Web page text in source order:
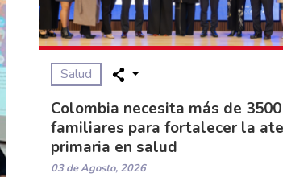
Salud
Colombia necesita más de
familiares para fortalecer la
primaria en salud
03 de Agosto, 2026